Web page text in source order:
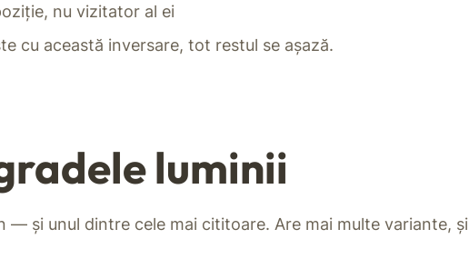
nu vizitator al ei
cu această inversare, tot restul se așază.
luminii
— și unul dintre cele mai cititoare. Are mai multe variante, și